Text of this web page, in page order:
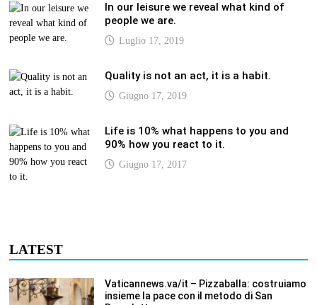
In our leisure we reveal what kind of
people we are.
Luglio 17, 2019
Quality is not an act, it is a habit.
Giugno 17, 2019
Life is 10% what happens to you and
90% how you react to it.
Giugno 17, 2017
LATEST
Vaticannews.va/it – Pizzaballa: costruiamo
insieme la pace con il metodo di San